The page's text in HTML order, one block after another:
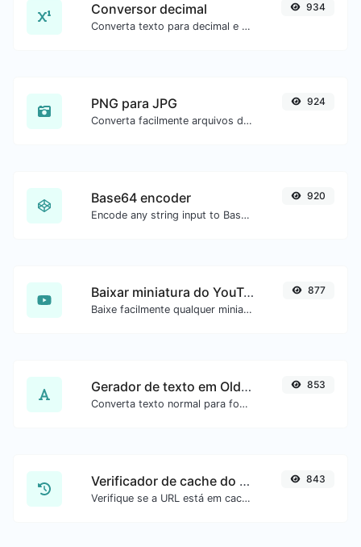
Conversor decimal
Converta texto para decimal e o contrário para qualquer entrada de string.
934
PNG para JPG
Converta facilmente arquivos de imagem PNG para JPG.
924
Base64 encoder
Encode any string input to Base64.
920
Baixar miniatura do YouTube
Baixe facilmente qualquer miniatura de vídeo do YouTube em todos os tamanhos disponíveis.
877
Gerador de texto em Old English
Converta texto normal para fonte Old English.
853
Verificador de cache do Google
Verifique se a URL está em cache pelo Google.
843